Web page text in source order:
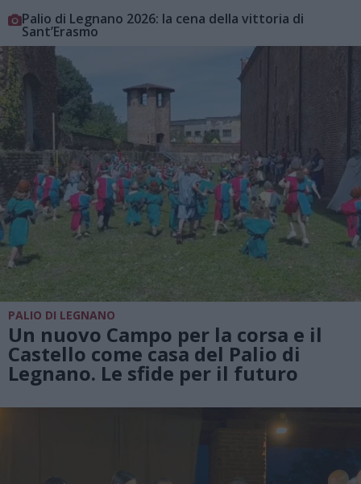
Palio di Legnano 2026: la cena della vittoria di
Sant’Erasmo
PALIO DI LEGNANO
Un nuovo Campo per la corsa e il
Castello come casa del Palio di
Legnano. Le sfide per il futuro